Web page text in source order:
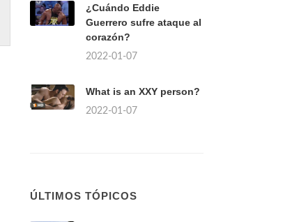
¿Cuándo Eddie
Guerrero sufre ataque al
corazón?
2022-01-07
What is an XXY person?
2022-01-07
ÚLTIMOS TÓPICOS